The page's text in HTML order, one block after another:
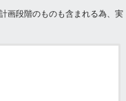
画段階のものも含まれる為、実